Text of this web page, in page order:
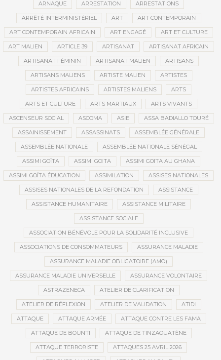
ARNAQUE ARRESTATION ARRESTATIONS
ARRÊTÉ INTERMINISTÉRIEL ART ART CONTEMPORAIN
ART CONTEMPORAIN AFRICAIN ART ENGAGÉ ART ET CULTURE
ART MALIEN ARTICLE 39 ARTISANAT ARTISANAT AFRICAIN
ARTISANAT FÉMININ ARTISANAT MALIEN ARTISANS
ARTISANS MALIENS ARTISTE MALIEN ARTISTES
ARTISTES AFRICAINS ARTISTES MALIENS ARTS
ARTS ET CULTURE ARTS MARTIAUX ARTS VIVANTS
ASCENSEUR SOCIAL ASCOMA ASIE ASSA BADIALLO TOURÉ
ASSAINISSEMENT ASSASSINATS ASSEMBLÉE GÉNÉRALE
ASSEMBLÉE NATIONALE ASSEMBLÉE NATIONALE SÉNÉGAL
ASSIMI GOÏTA ASSIMI GOITA ASSIMI GOITA AU GHANA
ASSIMI GOÏTA ÉDUCATION ASSIMILATION ASSISES NATIONALES
ASSISES NATIONALES DE LA REFONDATION ASSISTANCE
ASSISTANCE HUMANITAIRE ASSISTANCE MILITAIRE
ASSISTANCE SOCIALE
ASSOCIATION BÉNÉVOLE POUR LA SOLIDARITÉ INCLUSIVE
ASSOCIATIONS DE CONSOMMATEURS ASSURANCE MALADIE
ASSURANCE MALADIE OBLIGATOIRE (AMO)
ASSURANCE MALADIE UNIVERSELLE ASSURANCE VOLONTAIRE
ASTRAZENECA ATELIER DE CLARIFICATION
ATELIER DE RÉFLEXION ATELIER DE VALIDATION ATIDI
ATTAQUE ATTAQUE ARMÉE ATTAQUE CONTRE LES FAMA
ATTAQUE DE BOUNTI ATTAQUE DE TINZAOUATÈNE
ATTAQUE TERRORISTE ATTAQUES 25 AVRIL 2026